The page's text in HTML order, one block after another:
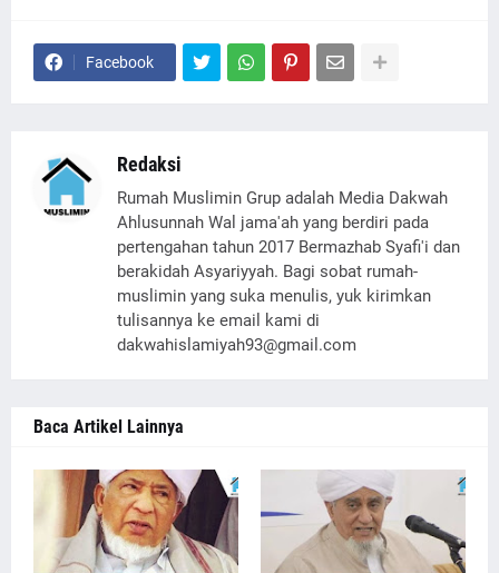
Facebook
Redaksi
Rumah Muslimin Grup adalah Media Dakwah
Ahlusunnah Wal jama'ah yang berdiri pada
pertengahan tahun 2017 Bermazhab Syafi'i dan
berakidah Asyariyyah. Bagi sobat rumah-
muslimin yang suka menulis, yuk kirimkan
tulisannya ke email kami di
dakwahislamiyah93@gmail.com
Baca Artikel Lainnya